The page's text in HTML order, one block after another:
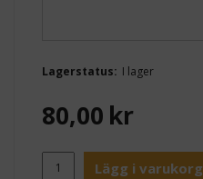
Lagerstatus: I lager
80,00 kr
Lägg i varukorg